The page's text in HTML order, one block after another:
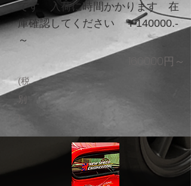
です 入荷に時間かかります 在
庫確認してください ￥140000.-
～
160000円～
(税
別